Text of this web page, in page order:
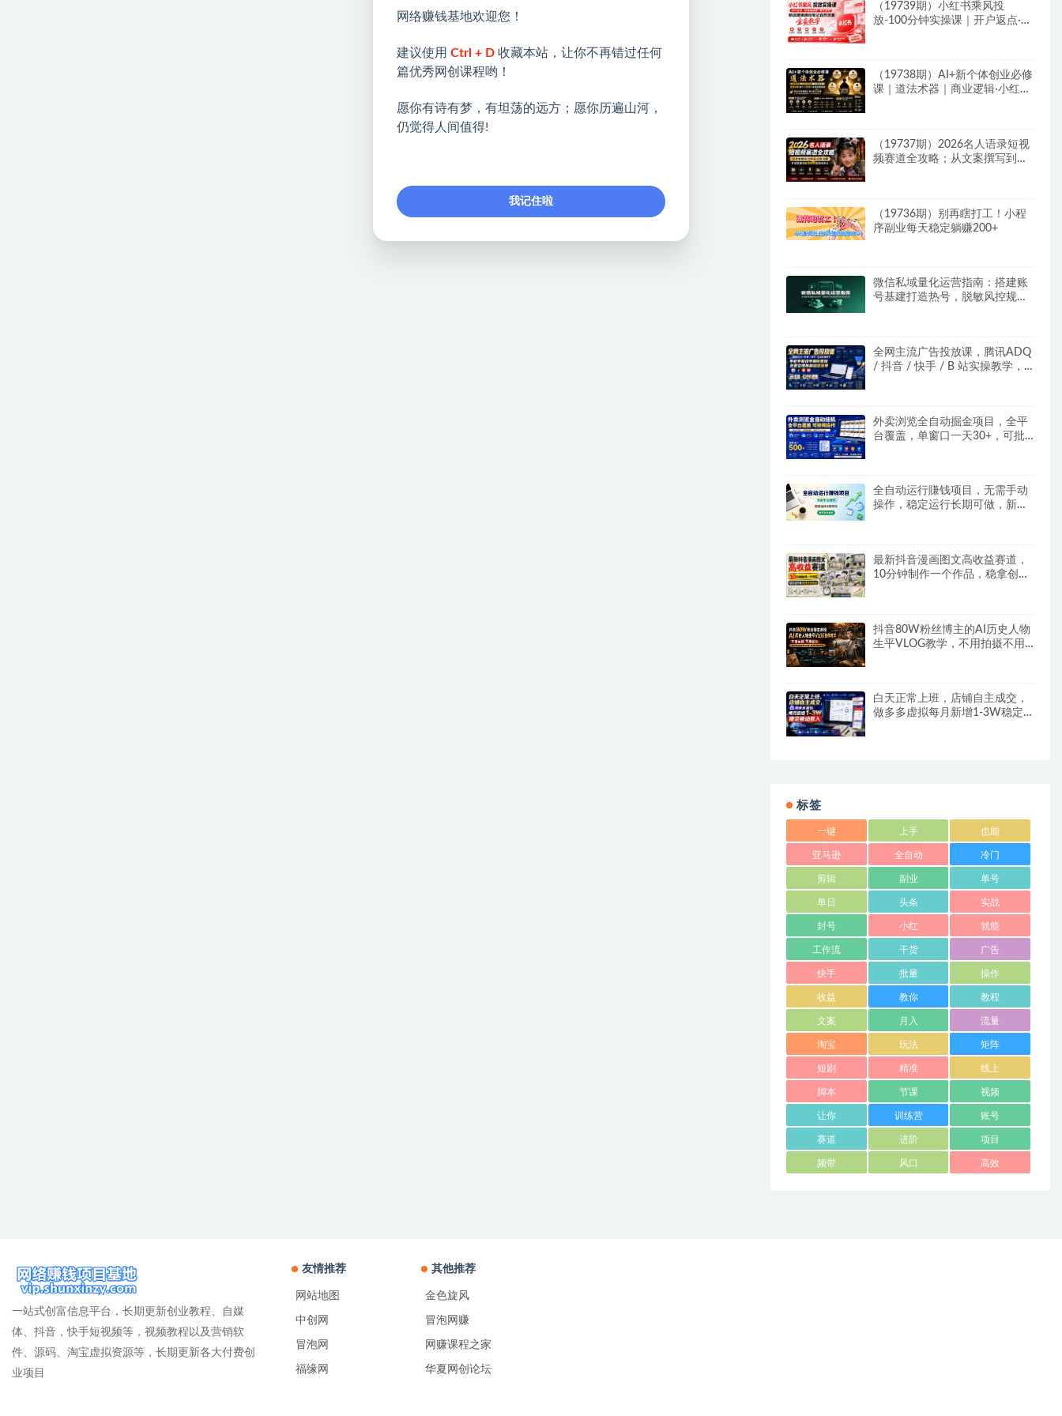
（19739期）小红书乘风投
放-100分钟实操课｜开户返点·标
（19738期）AI+新个体创业必修
课｜道法术器｜商业逻辑·小红书
（19737期）2026名人语录短视
频赛道全攻略；从文案撰写到声
（19736期）别再瞎打工！小程
序副业每天稳定躺赚200+
微信私域量化运营指南：搭建账
号基建打造热号，脱敏风控规避
全网主流广告投放课，腾讯ADQ
/ 抖音 / 快手 / B 站实操教学，
外卖浏览全自动掘金项目，全平
台覆盖，单窗口一天30+，可批
全自动运行賺钱项目，无需手动
操作，稳定运行长期可做，新手
最新抖音漫画图文高收益赛道，
10分钟制作一个作品，稳拿创作
抖音80W粉丝博主的AI历史人物
生平VLOG教学，不用拍摄不用
白天正常上班，店铺自主成交，
做多多虚拟每月新增1-3W稳定
标签
一键 上手 也能
亚马逊 全自动 冷门
剪辑 副业 单号
单日 头条 实战
封号 小红 就能
工作流 干货 广告
快手 批量 操作
收益 教你 教程
文案 月入 流量
淘宝 玩法 矩阵
短剧 精准 线上
脚本 节课 视频
让你 训练营 账号
赛道 进阶 项目
频带 风口 高效
一站式创富信息平台，长期更新创业教程、自媒
体、抖音，快手短视频等，视频教程以及营销软
件、源码、淘宝虚拟资源等，长期更新各大付费创
业项目
友情推荐
网站地图
中创网
冒泡网
福缘网
其他推荐
金色旋风
冒泡网赚
网赚课程之家
华夏网创论坛
网络赚钱基地欢迎您！
建议使用 Ctrl + D 收藏本站，让你不再错过任何
篇优秀网创课程哟！
愿你有诗有梦，有坦荡的远方；愿你历遍山河，
仍觉得人间值得!
我记住啦